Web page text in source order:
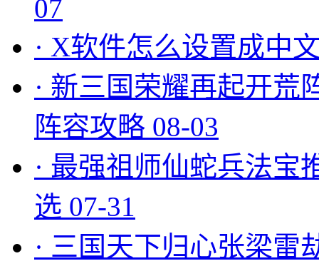
07
· X软件怎么设置成中
· 新三国荣耀再起开荒
阵容攻略 08-03
· 最强祖师仙蛇兵法宝
选 07-31
· 三国天下归心张梁雷